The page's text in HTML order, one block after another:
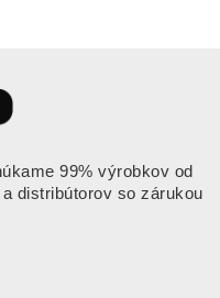
99% výrobkov od
distribútorov so zárukou